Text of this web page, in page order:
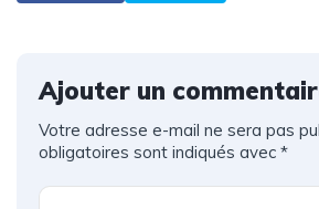
Ajouter un
Votre adresse e-mail ne sera pas
obligatoires sont indiqués avec *